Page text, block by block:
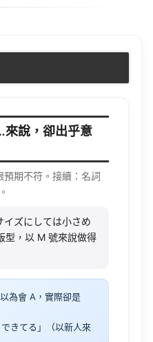
來說，卻出乎意
期不符。接續：名詞
ズにしては小さめ
型，以 M 號來說做得
為會 A，實際卻是
きてる」（以新人來